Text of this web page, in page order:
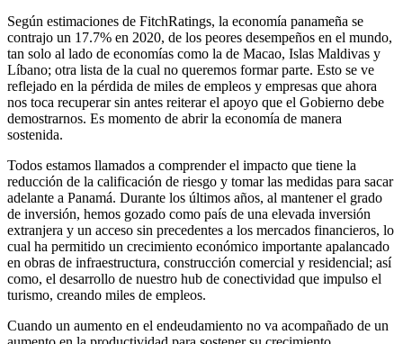
Según estimaciones de FitchRatings, la economía panameña se
contrajo un 17.7% en 2020, de los peores desempeños en el mundo,
tan solo al lado de economías como la de Macao, Islas Maldivas y
Líbano; otra lista de la cual no queremos formar parte. Esto se ve
reflejado en la pérdida de miles de empleos y empresas que ahora
nos toca recuperar sin antes reiterar el apoyo que el Gobierno debe
demostrarnos. Es momento de abrir la economía de manera
sostenida.
Todos estamos llamados a comprender el impacto que tiene la
reducción de la calificación de riesgo y tomar las medidas para sacar
adelante a Panamá. Durante los últimos años, al mantener el grado
de inversión, hemos gozado como país de una elevada inversión
extranjera y un acceso sin precedentes a los mercados financieros, lo
cual ha permitido un crecimiento económico importante apalancado
en obras de infraestructura, construcción comercial y residencial; así
como, el desarrollo de nuestro hub de conectividad que impulso el
turismo, creando miles de empleos.
Cuando un aumento en el endeudamiento no va acompañado de un